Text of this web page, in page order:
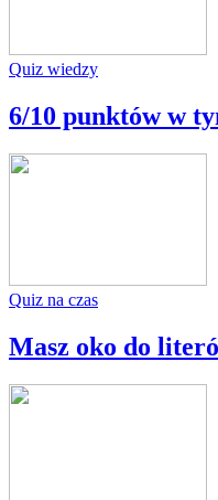
Quiz wiedzy
6/10 punktów w
Quiz na czas
Masz oko do